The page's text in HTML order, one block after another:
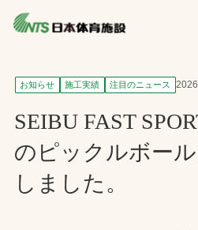
私たちの強み
プレスリリース
レポート
お知らせ 施工実績 注目のニュース
SEIBU FAST
のピックルボー
しました。